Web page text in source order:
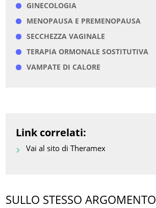
GINECOLOGIA
MENOPAUSA E PREMENOPAUSA
SECCHEZZA VAGINALE
TERAPIA ORMONALE SOSTITUTIVA
VAMPATE DI CALORE
Link correlati:
Vai al sito di Theramex
SULLO STESSO ARGOMENTO